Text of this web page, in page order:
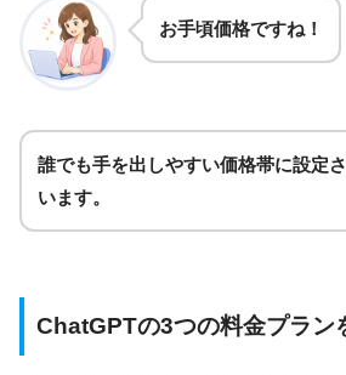
お手頃価格ですね！
誰でも手を出しやすい価格帯に設定
います。
ChatGPTの3つの料金プラン